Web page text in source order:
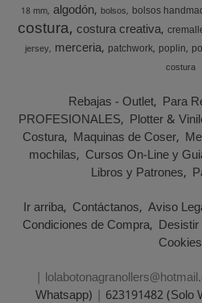
18 mm algodón bolsos bolsos
costura costura creativa
jersey merceria patchwork poplin
costura
Rebajas - Outlet Para
PROFESIONALES Plotter &
Costura Maquinas de Coser
mochilas Cursos On-Line y
Libros y Patrones
Ir arriba Contáctanos Aviso
Condiciones de Compra
Cookies
|
Whatsapp) | 623191482 (Solo